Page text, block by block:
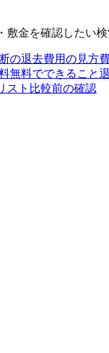
敷金を確認したい検
の退去費用の見方
無料でできること
スト 比較前の確認